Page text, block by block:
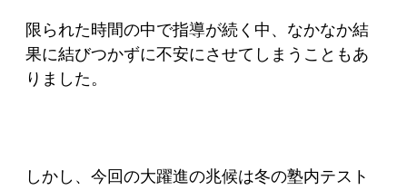
限られた時間の中で指導が続く中、なかなか結
果に結びつかずに不安にさせてしまうこともあ
りました。
しかし、今回の大躍進の兆候は冬の塾内テスト